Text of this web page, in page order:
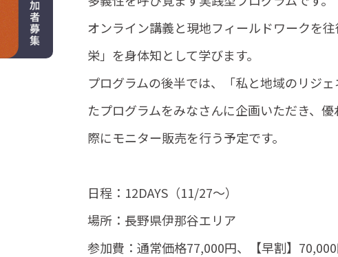
オンライン講義と現地フィールドワークを
栄」を身体知として学びます。
プログラムの後半では、「私と地域のリジ
たプログラムをみなさんに企画いただき、
際にモニター販売を行う予定です。
日程：12DAYS（11/27～）
場所：長野県伊那谷エリア
参加費：通常価格77,000円、【早割】